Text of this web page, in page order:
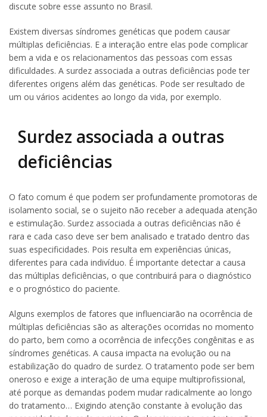
discute sobre esse assunto no Brasil.
Existem diversas síndromes genéticas que podem causar
múltiplas deficiências. E a interação entre elas pode complicar
bem a vida e os relacionamentos das pessoas com essas
dificuldades. A surdez associada a outras deficiências pode ter
diferentes origens além das genéticas. Pode ser resultado de
um ou vários acidentes ao longo da vida, por exemplo.
Surdez associada a outras
deficiências
O fato comum é que podem ser profundamente promotoras de
isolamento social, se o sujeito não receber a adequada atenção
e estimulação. Surdez associada a outras deficiências não é
rara e cada caso deve ser bem analisado e tratado dentro das
suas especificidades. Pois resulta em experiências únicas,
diferentes para cada indivíduo. É importante detectar a causa
das múltiplas deficiências, o que contribuirá para o diagnóstico
e o prognóstico do paciente.
Alguns exemplos de fatores que influenciarão na ocorrência de
múltiplas deficiências são as alterações ocorridas no momento
do parto, bem como a ocorrência de infecções congênitas e as
síndromes genéticas. A causa impacta na evolução ou na
estabilização do quadro de surdez. O tratamento pode ser bem
oneroso e exige a interação de uma equipe multiprofissional,
até porque as demandas podem mudar radicalmente ao longo
do tratamento… Exigindo atenção constante à evolução das